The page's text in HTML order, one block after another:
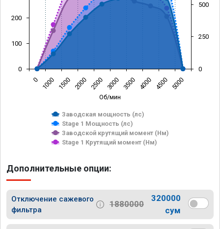
Об/мин
Заводская мощность (лс)
Stage 1 Мощность (лс)
Заводской крутящий момент (Нм)
Stage 1 Крутящий момент (Нм)
0 1000 1500 2000 2500 3000 3500 4000 4500 5000
0
100
200
0
250
500
Дополнительные опции:
Отключение сажевого
фильтра
1880000
320000
сум